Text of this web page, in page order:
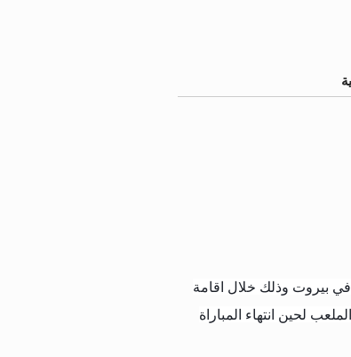
بيروت وذلك خلال اقامة
لحين انتهاء المباراة